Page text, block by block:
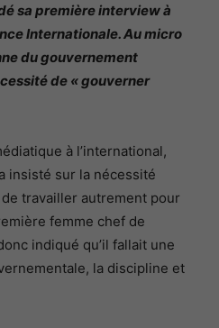
sa première interview à
Internationale. Au micro
du gouvernement
de « gouverner
à l’international,
insisté sur la nécessité
travailler autrement pour
femme chef de
indiqué qu’il fallait une
la discipline et